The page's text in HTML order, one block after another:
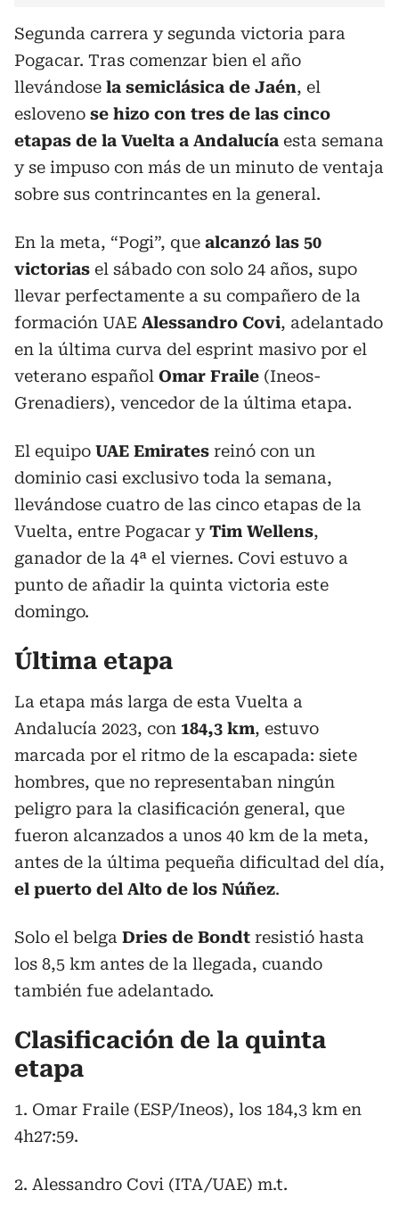
Segunda carrera y segunda victoria para
Pogacar. Tras comenzar bien el año
llevándose la semiclásica de Jaén, el
esloveno se hizo con tres de las cinco
etapas de la Vuelta a Andalucía esta semana
y se impuso con más de un minuto de ventaja
sobre sus contrincantes en la general.
En la meta, “Pogi”, que alcanzó las 50
victorias el sábado con solo 24 años, supo
llevar perfectamente a su compañero de la
formación UAE Alessandro Covi, adelantado
en la última curva del esprint masivo por el
veterano español Omar Fraile (Ineos-
Grenadiers), vencedor de la última etapa.
El equipo UAE Emirates reinó con un
dominio casi exclusivo toda la semana,
llevándose cuatro de las cinco etapas de la
Vuelta, entre Pogacar yTim Wellens,
ganador de la 4ª el viernes. Covi estuvo a
punto de añadir la quinta victoria este
domingo.
Última etapa
La etapa más larga de esta Vuelta a
Andalucía 2023, con 184,3 km, estuvo
marcada por el ritmo de la escapada: siete
hombres, que no representaban ningún
peligro para la clasificación general, que
fueron alcanzados a unos 40 km de la meta,
antes de la última pequeña dificultad del día,
el puerto del Alto de los Núñez.
Solo el belga Dries de Bondt resistió hasta
los 8,5 km antes de la llegada, cuando
también fue adelantado.
Clasificación de la quinta
etapa
1. Omar Fraile (ESP/Ineos), los 184,3 km en
4h27:59.
2. Alessandro Covi (ITA/UAE) m.t.